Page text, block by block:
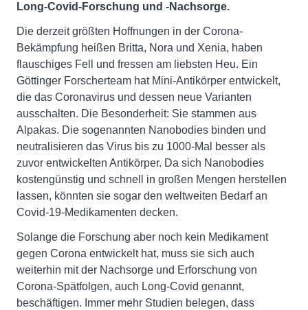
Long-Covid-Forschung und -Nachsorge.
Die derzeit größten Hoffnungen in der Corona-
Bekämpfung heißen Britta, Nora und Xenia, haben
flauschiges Fell und fressen am liebsten Heu. Ein
Göttinger Forscherteam hat Mini-Antikörper entwickelt,
die das Coronavirus und dessen neue Varianten
ausschalten. Die Besonderheit: Sie stammen aus
Alpakas. Die sogenannten Nanobodies binden und
neutralisieren das Virus bis zu 1000-Mal besser als
zuvor entwickelten Antikörper. Da sich Nanobodies
kostengünstig und schnell in großen Mengen herstellen
lassen, könnten sie sogar den weltweiten Bedarf an
Covid-19-Medikamenten decken.
Solange die Forschung aber noch kein Medikament
gegen Corona entwickelt hat, muss sie sich auch
weiterhin mit der Nachsorge und Erforschung von
Corona-Spätfolgen, auch Long-Covid genannt,
beschäftigen. Immer mehr Studien belegen, dass